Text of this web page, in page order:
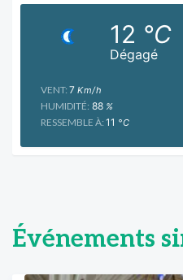
Dégagé
12 °C
VENT: 7 Km/h
HUMIDITÉ: 88 %
RESSEMBLE À: 11 °C
Événements